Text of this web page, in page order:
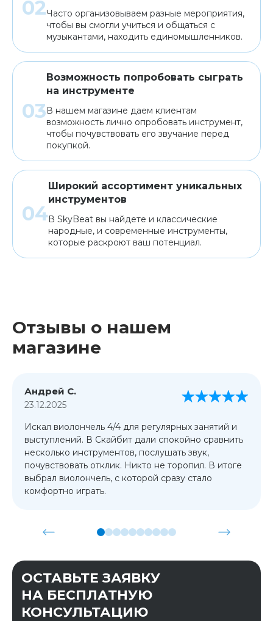
Часто организовываем разные мероприятия,
чтобы вы смогли учиться и общаться с
музыкантами, находить единомышленников.
Возможность попробовать сыграть
на инструменте
В нашем магазине даем клиентам
возможность лично опробовать инструмент,
чтобы почувствовать его звучание перед
покупкой.
Широкий ассортимент уникальных
инструментов
В SkyBeat вы найдете и классические
народные, и современные инструменты,
которые раскроют ваш потенциал.
Отзывы о нашем
магазине
Андрей С.
23.12.2025
Искал виолончель 4/4 для регулярных занятий и
выступлений. В Скайбит дали спокойно сравнить
несколько инструментов, послушать звук,
почувствовать отклик. Никто не торопил. В итоге
выбрал виолончель, с которой сразу стало
комфортно играть.
ОСТАВЬТЕ ЗАЯВКУ
НА БЕСПЛАТНУЮ
КОНСУЛЬТАЦИЮ